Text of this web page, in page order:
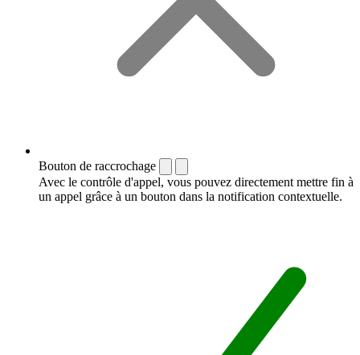
Bouton de raccrochage
Avec le contrôle d'appel, vous pouvez directement mettre fin à
un appel grâce à un bouton dans la notification contextuelle.